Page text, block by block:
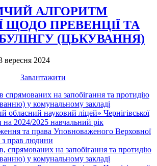
АЛГОРИТМ
ЩОДО ПРЕВЕНЦІЇ ТА
(ЦЬКУВАННЯ)
вересня 2024
Завантажити
на запобігання та протидію
у комунальному закладі
обласний науковий ліцей» Чернігівської
на 2024/2025 навчальний рік
та права Уповноваженого Верховної
з прав людини
спрямованих на запобігання та протидію
у комунальному закладі